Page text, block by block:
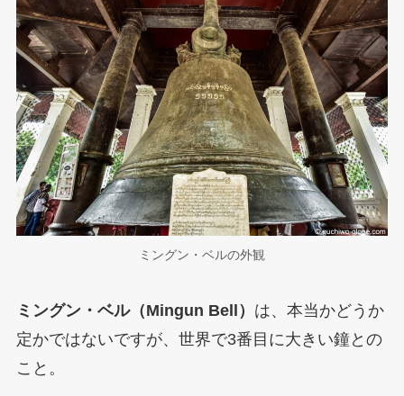
ミングン・ベルの外観
ミングン・ベル（Mingun Bell） は、本当かどうか
定かではないですが、世界で3番目に大きい鐘との
こと。